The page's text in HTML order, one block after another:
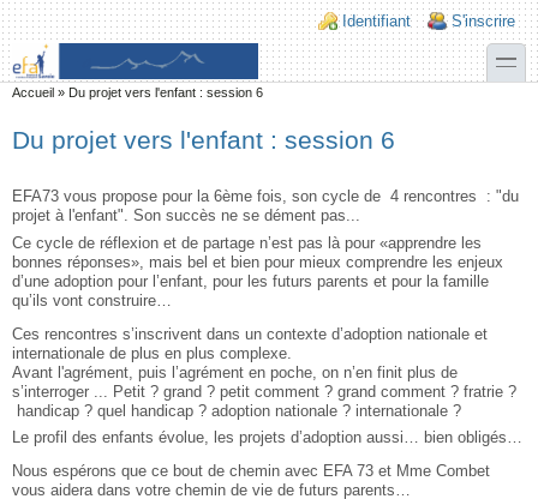
Aller au contenu principal
Skip to search
Login links
Identifiant S'inscrire
toggle
Vous êtes ici
Accueil » Du projet vers l'enfant : session 6
Du projet vers l'enfant : session 6
EFA73 vous propose pour la 6ème fois, son cycle de 4 rencontres : "du
projet à l'enfant". Son succès ne se dément pas...
Ce cycle de réflexion et de partage n’est pas là pour «apprendre les
bonnes réponses», mais bel et bien pour mieux comprendre les enjeux
d’une adoption pour l’enfant, pour les futurs parents et pour la famille
qu’ils vont construire…
Ces rencontres s’inscrivent dans un contexte d’adoption nationale et
internationale de plus en plus complexe.
Avant l'agrément, puis l’agrément en poche, on n’en finit plus de
s’interroger ... Petit ? grand ? petit comment ? grand comment ? fratrie ?
handicap ? quel handicap ? adoption nationale ? internationale ?
Le profil des enfants évolue, les projets d’adoption aussi… bien obligés…
Nous espérons que ce bout de chemin avec EFA 73 et Mme Combet
vous aidera dans votre chemin de vie de futurs parents…